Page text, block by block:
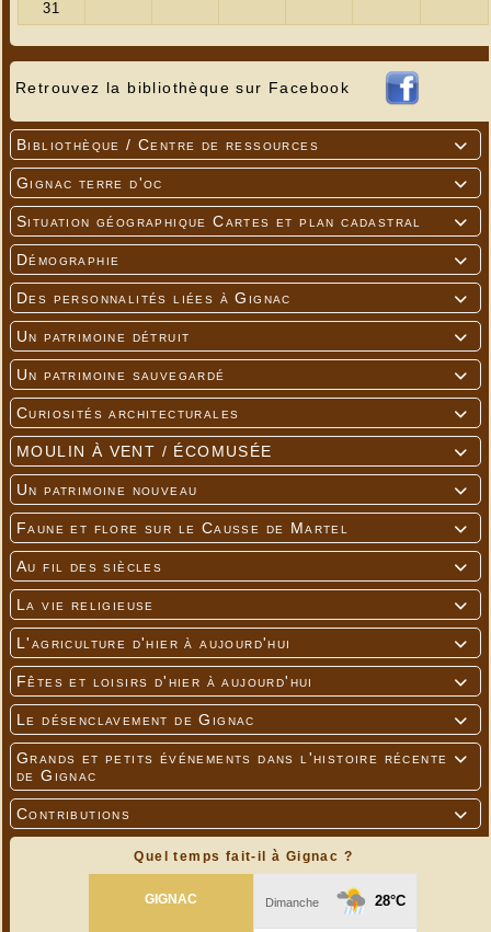
Retrouvez la bibliothèque sur Facebook

Bibliothèque / Centre de ressources

Gignac terre d'oc

Situation géographique Cartes et plan cadastral

Démographie

Des personnalités liées à Gignac

Un patrimoine détruit

Un patrimoine sauvegardé

Curiosités architecturales

MOULIN À VENT / ÉCOMUSÉE

Un patrimoine nouveau

Faune et flore sur le Causse de Martel

Au fil des siècles

La vie religieuse

L'agriculture d'hier à aujourd'hui

Fêtes et loisirs d'hier à aujourd'hui

Le désenclavement de Gignac

Grands et petits événements dans l'histoire récente
de Gignac

Contributions
Quel temps fait-il à Gignac ?